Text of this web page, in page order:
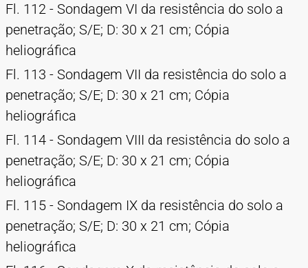
Fl. 112 - Sondagem VI da resistência do solo a
penetração; S/E; D: 30 x 21 cm; Cópia
heliográfica
Fl. 113 - Sondagem VII da resistência do solo a
penetração; S/E; D: 30 x 21 cm; Cópia
heliográfica
Fl. 114 - Sondagem VIII da resistência do solo a
penetração; S/E; D: 30 x 21 cm; Cópia
heliográfica
Fl. 115 - Sondagem IX da resistência do solo a
penetração; S/E; D: 30 x 21 cm; Cópia
heliográfica